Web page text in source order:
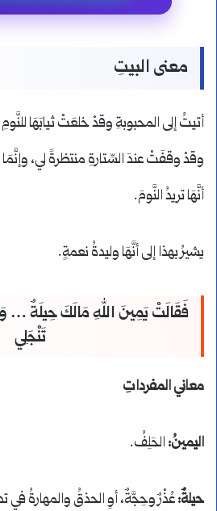
معنى البيتِ
أتيتُ إلى المحبوبةِ وقدْ خلعَتْ ثيابَهَا
وقدْ وقفَتْ عندَ السِّتارةِ منتظرةً لي، وإنَّمَا
أنَّهَا تريدُ النَّومَ.
يشيرُ بهذا إلى أنَّهَا وليدةُ نعمةٍ.
فَقَالَتْ يَمِينَ اللهِ مَالَكَ حِيلَةٌ …
تَنْجَلِي
معاني المفرداتِ
اليمينُ:الحَلِفُ.
حيلةٌ:عُذْرٌ وحِجَّةٌ، أوِ الحذقُ والمهارةُ في